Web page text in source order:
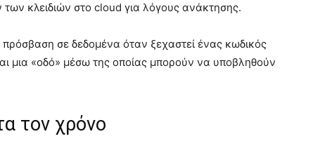
κλειδιών στο cloud για λόγους ανάκτησης.
πρόσβαση σε δεδομένα όταν ξεχαστεί ένας κωδικός
μια «οδό» μέσω της οποίας μπορούν να υποβληθούν
τον χρόνο